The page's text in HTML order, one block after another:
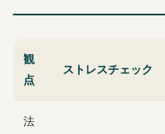
観
点
ストレスチェック
法